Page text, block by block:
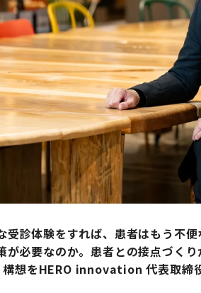
受診体験をすれば、患者はもう不
が必要なのか。患者との接点づく
構想をHERO innovation 代表取締